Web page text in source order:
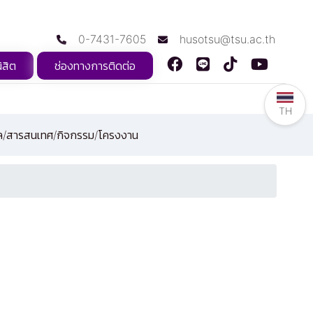
0-7431-7605
husotsu@tsu.ac.th
สิต
ช่องทางการติดต่อ
สารสนเทศ/กิจกรรม/โครงงาน
TH